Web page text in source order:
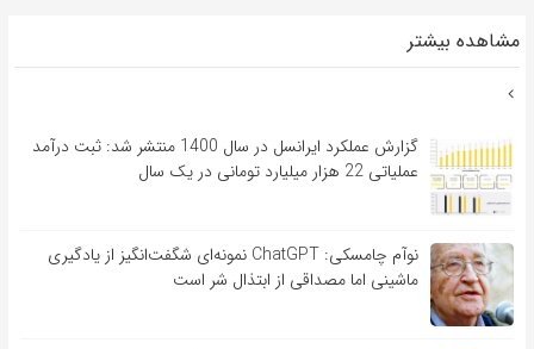
مشاهده بیشتر
گزارش عملکرد ایرانسل در سال 1400 منتشر شد: ثبت درآمد
عملیاتی 22 هزار میلیارد تومانی در یک سال
نوآم چامسکی: ChatGPT نمونه‌ای شگفت‌انگیز از یادگیری
ماشینی اما مصداقی از ابتذال شر است